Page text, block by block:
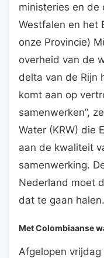
ministeries en de
Westfalen en het
onze Provincie)
overheid van de
delta van de Rijn
komt aan op
samenwerken”,
Water (KRW) die
aan de kwaliteit
samenwerking.
Nederland moet
dat te gaan halen.
Met Colombiaanse
Afgelopen